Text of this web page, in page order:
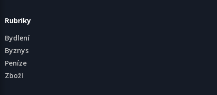
Rubriky
Bydlení
Byznys
Peníze
Zboží